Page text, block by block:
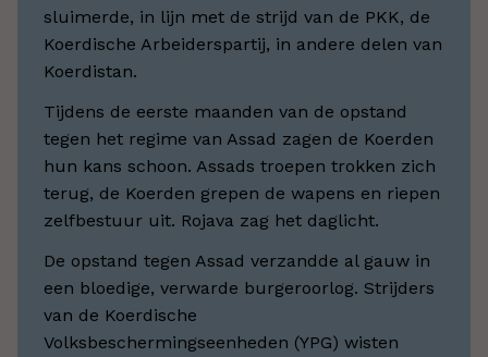
sluimerde, in lijn met de strijd van de PKK, de
Koerdische Arbeiderspartij, in andere delen van
Koerdistan.
Tijdens de eerste maanden van de opstand
tegen het regime van Assad zagen de Koerden
hun kans schoon. Assads troepen trokken zich
terug, de Koerden grepen de wapens en riepen
zelfbestuur uit. Rojava zag het daglicht.
De opstand tegen Assad verzandde al gauw in
een bloedige, verwarde burgeroorlog. Strijders
van de Koerdische
Volksbeschermingseenheden (YPG) wisten